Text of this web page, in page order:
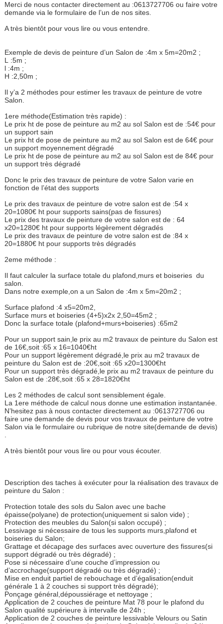
Merci de nous contacter directement au :0613727706 ou faire votre
demande via le formulaire de l’un de nos sites.
A très bientôt pour vous lire ou vous entendre.
Exemple de devis de peinture d’un Salon de :4m x 5m=20m2 ;
L :5m ;
l :4m ;
H :2,50m ;
Il y’a 2 méthodes pour estimer les travaux de peinture de votre
Salon.
1ere méthode(Estimation très rapide) :
Le prix ht de pose de peinture au m2 au sol Salon est de :54€ pour
un support sain
Le prix ht de pose de peinture au m2 au sol Salon est de 64€ pour
un support moyennement dégradé
Le prix ht de pose de peinture au m2 au sol Salon est de 84€ pour
un support très dégradé
Donc le prix des travaux de peinture de votre Salon varie en
fonction de l’état des supports
Le prix des travaux de peinture de votre salon est de :54 x
20=1080€ ht pour supports sains(pas de fissures)
Le prix des travaux de peinture de votre salon est de : 64
x20=1280€ ht pour supports légèrement dégradés
Le prix des travaux de peinture de votre salon est de :84 x
20=1880€ ht pour supports très dégradés
2eme méthode :
Il faut calculer la surface totale du plafond,murs et boiseries du
salon.
Dans notre exemple,on a un Salon de :4m x 5m=20m2 ;
Surface plafond :4 x5=20m2,
Surface murs et boiseries (4+5)x2x 2,50=45m2 ;
Donc la surface totale (plafond+murs+boiseries) :65m2
Pour un support sain,le prix au m2 travaux de peinture du Salon est
de 16€,soit :65 x 16=1040€ht
Pour un support légèrement dégradé,le prix au m2 travaux de
peinture du Salon est de :20€,soit :65 x20=1300€ht
Pour un support très dégradé,le prix au m2 travaux de peinture du
Salon est de :28€,soit :65 x 28=1820€ht
Les 2 méthodes de calcul sont sensiblement égale.
La 1ere méthode de calcul nous donne une estimation instantanée.
N’hesitez pas à nous contacter directement au :0613727706 ou
faire une demande de devis pour vos travaux de peinture de votre
Salon via le formulaire ou rubrique de notre site(demande de devis)
A très bientôt pour vous lire ou pour vous écouter.
Description des taches à exécuter pour la réalisation des travaux de
peinture du Salon :
Protection totale des sols du Salon avec une bache
épaisse(polyane) de protection(uniquement si salon vide) ;
Protection des meubles du Salon(si salon occupé) ;
Lessivage si nécessaire de tous les supports murs,plafond et
boiseries du Salon;
Grattage et décapage des surfaces avec ouverture des fissures(si
support dégradé ou très dégradé) ;
Pose si nécessaire d’une couche d’impression ou
d’accrochage(support dégradé ou très dégradé) ;
Mise en enduit partiel de rebouchage et d’égalisation(enduit
générale 1 à 2 couches si support très dégradé);
Ponçage général,dépoussiérage et nettoyage ;
Application de 2 couches de peinture Mat 78 pour le plafond du
Salon qualité supérieure à intervalle de 24h ;
Application de 2 couches de peinture lessivable Velours ou Satin